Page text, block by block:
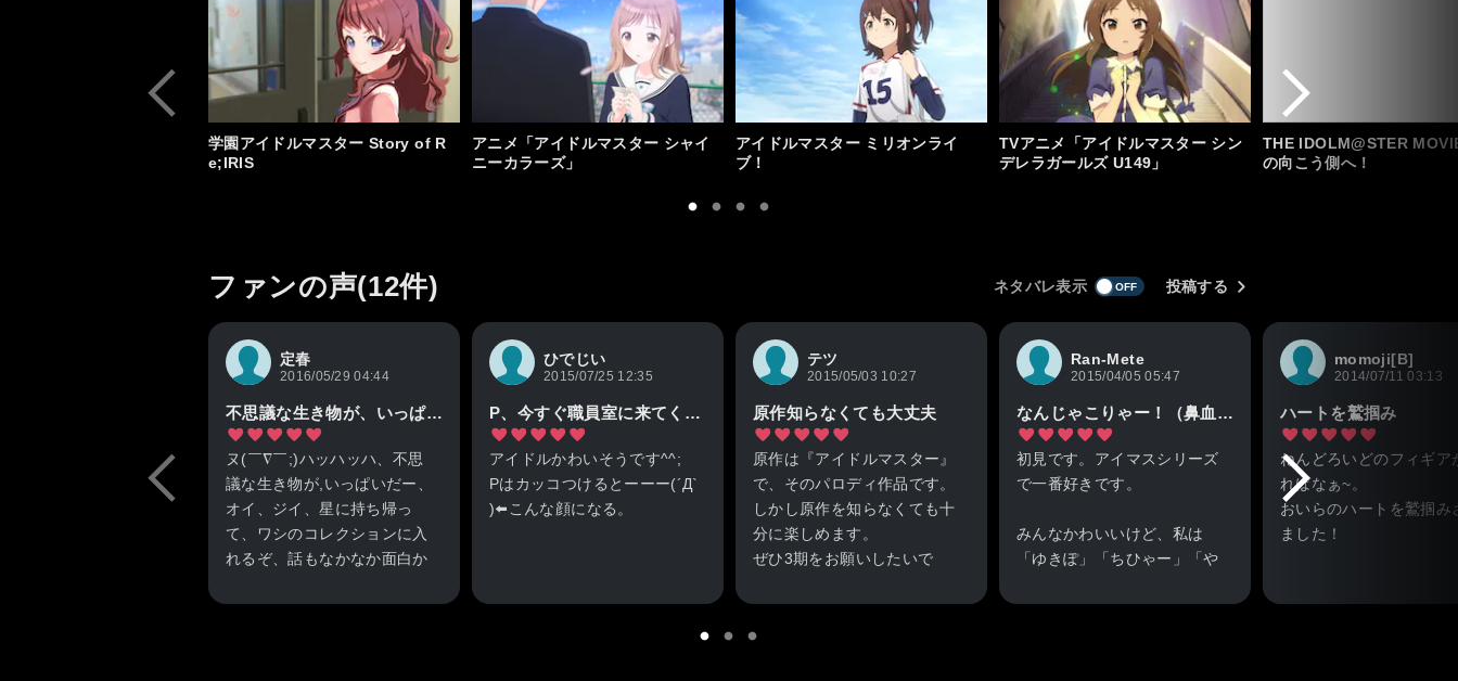
学園アイドルマスター Story of R
e;IRIS
アニメ「アイドルマスター シャイ
ニーカラーズ」
アイドルマスター ミリオンライ
ブ！
TVアニメ「アイドルマスター シン
デレラガールズ U149」
THE IDOLM@STER
の向こう側へ！
ファンの声(12件) ネタバレ表示 投稿する
定春
2016/05/29 04:44
不思議な生き物が、いっぱい、、by、ハタ皇子。
ヌ(￣∇￣;)ハッハッハ、不思
議な生き物が,いっぱいだー、
オイ、ジイ、星に持ち帰っ
て、ワシのコレクションに入
れるぞ、話もなかなか面白か
なよ、ワシは魔人ブゥでも無
ひでじい
2015/07/25 12:35
P、今すぐ職員室に来てくれます?(・ω・)ノ
アイドルかわいそうです^^;
Pはカッコつけるとーーー(´Д`
)⬅️こんな顔になる。
テツ
2015/05/03 10:27
原作知らなくても大丈夫
原作は『アイドルマスター』
で、そのパロディ作品です。
しかし原作を知らなくても十
分に楽しめます。
ぜひ3期をお願いしたいで
Ran-Mete
2015/04/05 05:47
なんじゃこりゃー！（鼻血）
初見です。アイマスシリーズ
で一番好きです。
みんなかわいいけど、私は
「ゆきぽ」「ちひゃー」「や
momoji[B]
2014/07/11 03:13
ハートを鷲掴み
ねんどろいどのフィギア
ればなぁ~。
おいらのハートを鷲掴み
ました！